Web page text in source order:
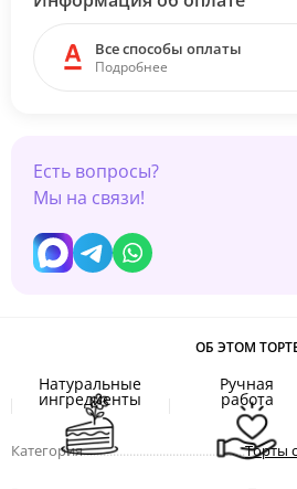
Все способы оплаты
Подробнее
Есть вопросы?
Мы на связи!
ОБ ЭТОМ
Натуральные
ингредиенты
Ручная
работа
Категория.................................................Торты